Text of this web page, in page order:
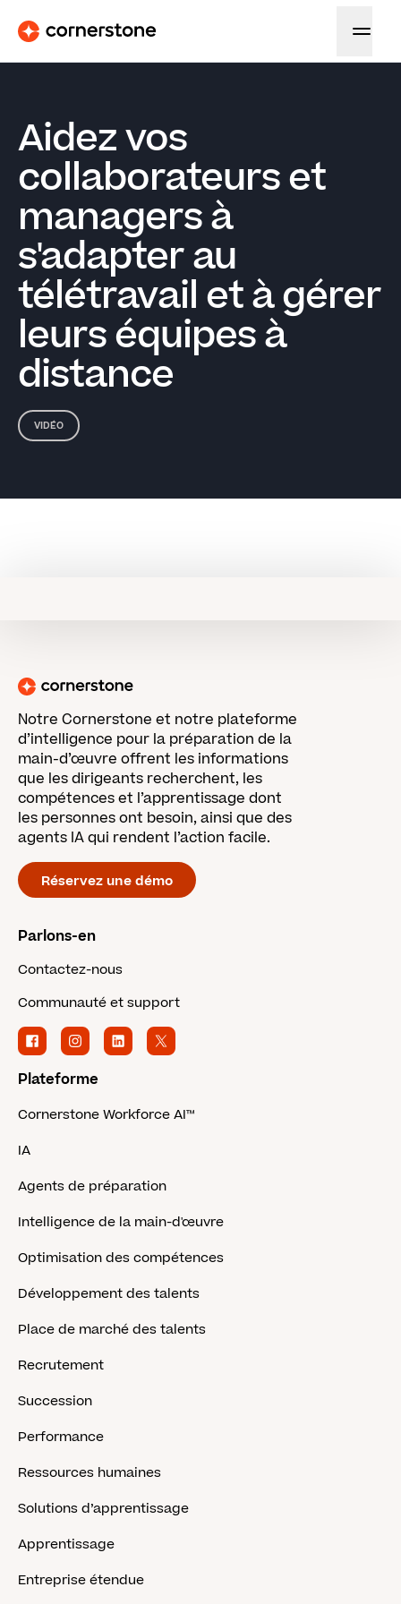
Aidez vos
collaborateurs et
managers à
s'adapter au
télétravail et à gérer
leurs équipes à
distance
VIDÉO
Notre Cornerstone et notre plateforme
d’intelligence pour la préparation de la
main-d’œuvre offrent les informations
que les dirigeants recherchent, les
compétences et l’apprentissage dont
les personnes ont besoin, ainsi que des
agents IA qui rendent l’action facile.
Réservez une démo
Parlons-en
Contactez-nous
Communauté et support
Plateforme
Cornerstone Workforce AI™
IA
Agents de préparation
Intelligence de la main-d'œuvre
Optimisation des compétences
Développement des talents
Place de marché des talents
Recrutement
Succession
Performance
Ressources humaines
Solutions d’apprentissage
Apprentissage
Entreprise étendue